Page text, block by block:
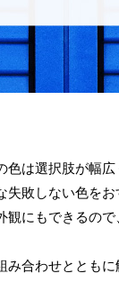
は選択肢が幅
敗しない色をお
にもできるの
合わせとともに